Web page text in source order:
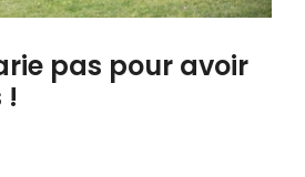
pas pour avoir
!